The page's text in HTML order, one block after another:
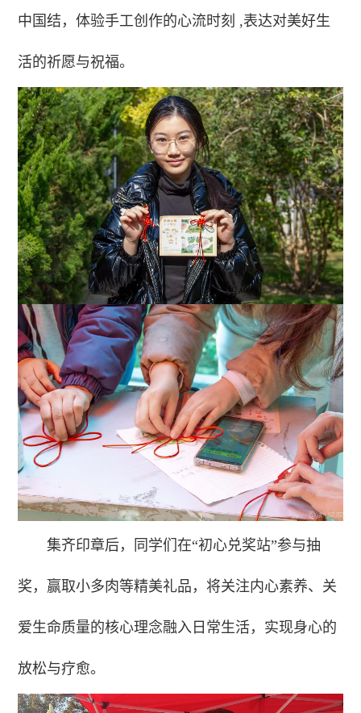
中国结，体验手工创作的心流时刻 ,表达对美好生
活的祈愿与祝福。
集齐印章后，同学们在“初心兑奖站”参与抽
奖，赢取小多肉等精美礼品，将关注内心素养、关
爱生命质量的核心理念融入日常生活，实现身心的
放松与疗愈。